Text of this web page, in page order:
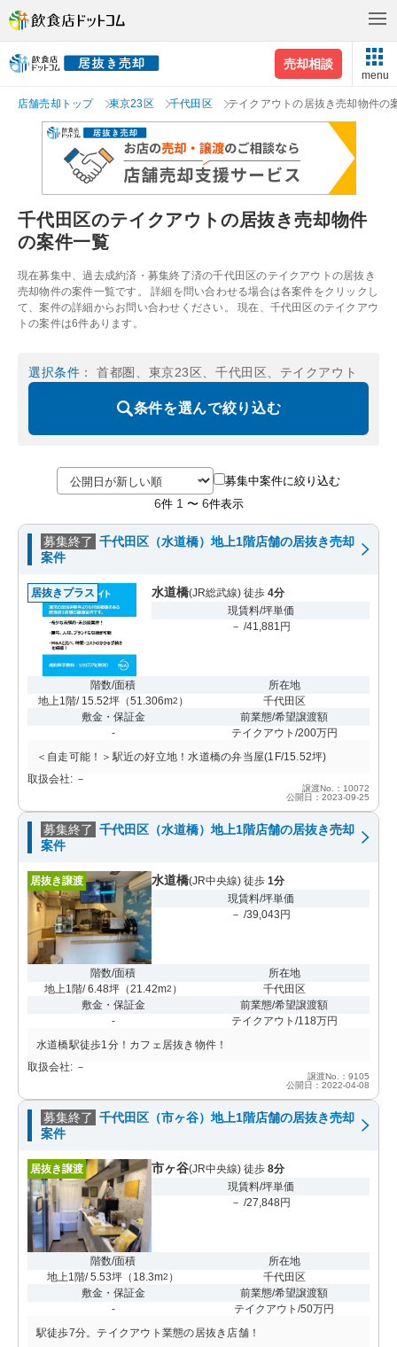
売却相談
menu
店舗売却トップ 東京23区 千代田区 テイクアウトの居抜き売却物件の
千代田区のテイクアウトの居抜き売却物件
の案件一覧
現在募集中、過去成約済・募集終了済の千代田区のテイクアウトの居抜き
売却物件の案件一覧です。 詳細を問い合わせる場合は各案件をクリックし
て、案件の詳細からお問い合わせください。 現在、千代田区のテイクアウ
トの案件は6件あります。
選択条件 ： 首都圏、東京23区、千代田区、テイクアウト
条件を選んで絞り込む
募集中案件に絞り込む
6件 1 〜 6件表示
募集終了 千代田区（水道橋）地上1階店舗の居抜き売却
案件
居抜きプラス 水道橋(JR総武線) 徒歩 4分
現賃料/坪単価
－ /41,881円
階数/面積
地上1階/ 15.52坪（51.306m2 ）
所在地
千代田区
敷金・保証金
-
前業態/希望譲渡額
テイクアウト/200万円
＜自走可能！＞駅近の好立地！水道橋の弁当屋(1F/15.52坪)
取扱会社: －
譲渡No.：10072
公開日：2023-09-25
募集終了 千代田区（水道橋）地上1階店舗の居抜き売却
案件
居抜き譲渡 水道橋(JR中央線) 徒歩 1分
現賃料/坪単価
－ /39,043円
階数/面積
地上1階/ 6.48坪（21.42m2 ）
所在地
千代田区
敷金・保証金
-
前業態/希望譲渡額
テイクアウト/118万円
水道橋駅徒歩1分！カフェ居抜き物件！
取扱会社: －
譲渡No.：9105
公開日：2022-04-08
募集終了 千代田区（市ヶ谷）地上1階店舗の居抜き売却
案件
居抜き譲渡 市ヶ谷(JR中央線) 徒歩 8分
現賃料/坪単価
－ /27,848円
階数/面積
地上1階/ 5.53坪 （ 18.3m2 ）
所在地
千代田区
敷金・保証金
-
前業態/希望譲渡額
テイクアウト/50万円
駅徒歩7分。テイクアウト業態の居抜き店舗！